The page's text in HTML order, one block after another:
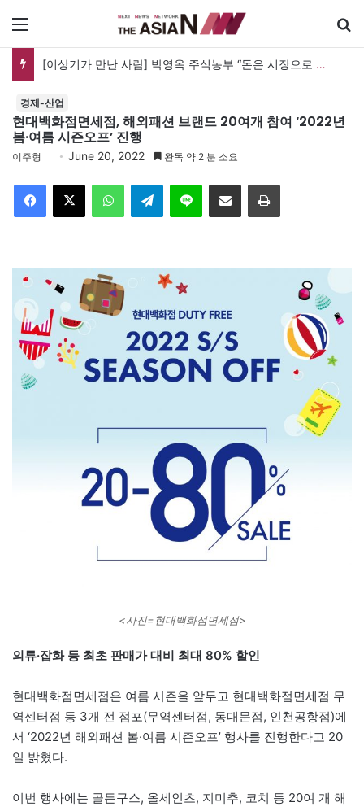
[이상기가 만난 사람] 박영옥 주식농부 “돈은 시장으로 갔지만, 투자는 사라지고 거래만 남았다”
경제-산업
현대백화점면세점, 해외패션 브랜드 20여개 참여 ‘2022년
봄·여름 시즌오프’ 진행
이주형 June 20, 2022 완독 약 2 분 소요
Telegram 이메일
<사진=현대백화점면세점>
의류·잡화 등 최초 판매가 대비 최대 80% 할인
현대백화점면세점은 여름 시즌을 앞두고 현대백화점면세점 무
역센터점 등 3개 전 점포(무역센터점, 동대문점, 인천공항점)에
서 ‘2022년 해외패션 봄·여름 시즌오프’ 행사를 진행한다고 20
일 밝혔다.
이번 행사에는 골든구스, 올세인츠, 지미추, 코치 등 20여 개 해